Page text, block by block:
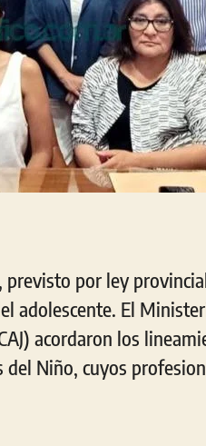
previsto por ley
adolescente. El
acordaron los
Niño, cuyos